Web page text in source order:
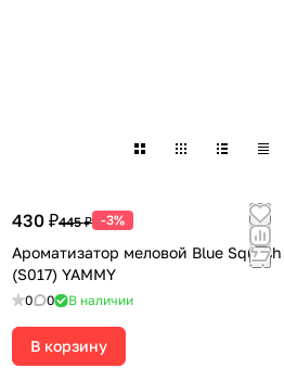
430 ₽445 ₽ -3%
Ароматизатор меловой Blue Squash
(S017) YAMMY
0 0 В наличии
В корзину